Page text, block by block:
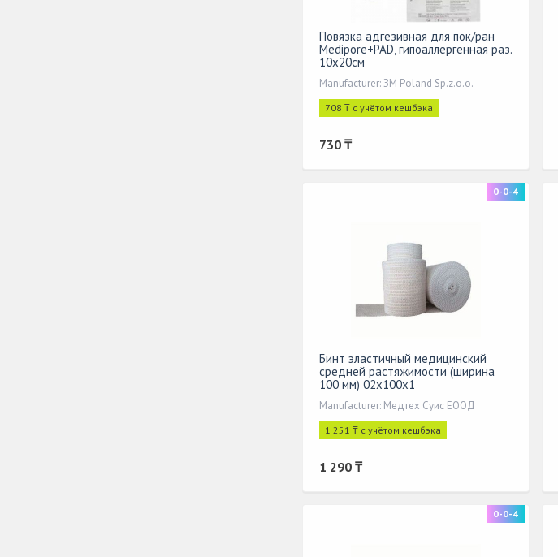
Повязка адгезивная для пок/ран
Medipore+PAD, гипоаллергенная раз.
10х20см
Manufacturer: ЗМ Poland Sp.z.o.o.
708 ₸ с учётом кешбэка
730 ₸
0-0-4
Бинт эластичный медицинский
средней растяжимости (ширина
100 мм) 02x100x1
Manufacturer: Медтех Суис ЕООД
1 251 ₸ с учётом кешбэка
1 290 ₸
0-0-4